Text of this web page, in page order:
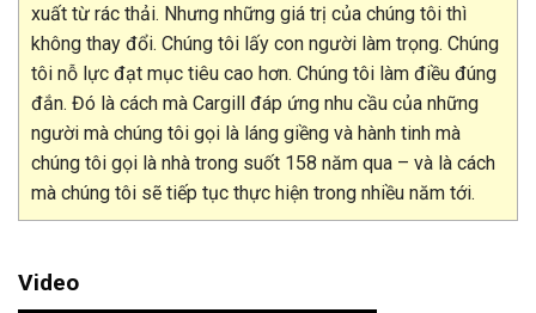
xuất từ rác thải. Nhưng những giá trị của chúng tôi thì
không thay đổi. Chúng tôi lấy con người làm trọng. Chúng
tôi nỗ lực đạt mục tiêu cao hơn. Chúng tôi làm điều đúng
đắn. Đó là cách mà Cargill đáp ứng nhu cầu của những
người mà chúng tôi gọi là láng giềng và hành tinh mà
chúng tôi gọi là nhà trong suốt 158 năm qua – và là cách
mà chúng tôi sẽ tiếp tục thực hiện trong nhiều năm tới.
Video